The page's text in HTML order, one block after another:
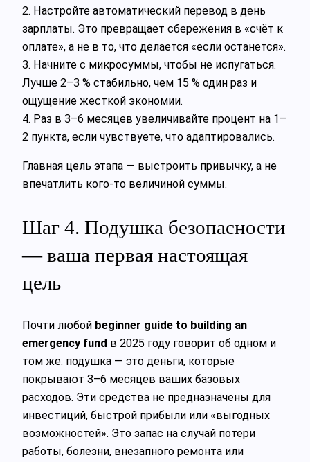
2. Настройте автоматический перевод в день
зарплаты. Это превращает сбережения в «счёт к
оплате», а не в то, что делается «если останется».
3. Начните с микросуммы, чтобы не испугаться.
Лучше 2–3 % стабильно, чем 15 % один раз и
ощущение жесткой экономии.
4. Раз в 3–6 месяцев увеличивайте процент на 1–
2 пункта, если чувствуете, что адаптировались.
Главная цель этапа — выстроить привычку, а не
впечатлить кого‑то величиной суммы.
Шаг 4. Подушка безопасности
— ваша первая настоящая
цель
Почти любой beginner guide to building an
emergency fund в 2025 году говорит об одном и
том же: подушка — это деньги, которые
покрывают 3–6 месяцев ваших базовых
расходов. Эти средства не предназначены для
инвестиций, быстрой прибыли или «выгодных
возможностей». Это запас на случай потери
работы, болезни, внезапного ремонта или